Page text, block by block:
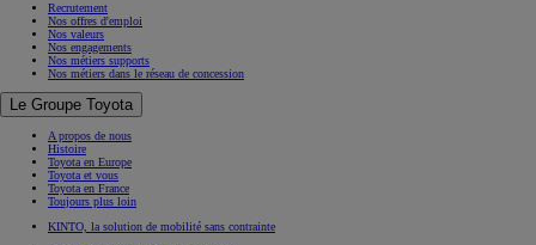
Recrutement
Nos offres d'emploi
Nos valeurs
Nos engagements
Nos métiers supports
Nos métiers dans le réseau de concession
Le Groupe Toyota
A propos de nous
Histoire
Toyota en Europe
Toyota et vous
Toyota en France
Toujours plus loin
KINTO, la solution de mobilité sans contrainte